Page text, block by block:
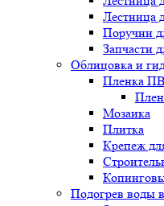
Лестница
Поручни
Запчасти
Облицовка и
Пленка
Мозаика
Плитка
Крепеж
Подогрев воды